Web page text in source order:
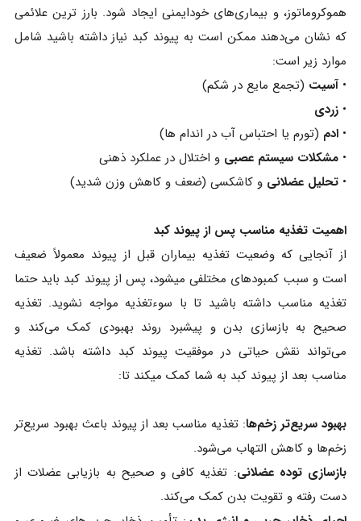
هموکروماتوز، و بیماری‌های خودایمنی ایجاد شود. بارز ترین علائمی
که نشان می‌دهند ممکن است به پیوند کبد نیاز داشته باشید شامل
موارد زیر است:
• آسیت (تجمع مایع در شکم)
• زردی
• ادم (تورم یا احتباس آب در اندام ها)
• مشکلات سیستم عصبی و اختلال در عملکرد ذهنی
• تحلیل عضلانی و کاشکسی (ضعف و کاهش وزن شدید)
اهمیت تغذیه مناسب پس از پیوند کبد
از آنجایی که وضعیت تغذیه بیماران قبل از پیوند معمولاً ضعیف
است و سبب کمبودهای مختلفی میشود، پس از پیوند کبد باید حتما
تغذیه مناسب داشته باشید تا با سوءتغذیه مواجه نشوید. تغذیه
صحیح به بازسازی بدن و پیشبرد روند بهبودی کمک می‌کند و
می‌تواند نقش حیاتی در موفقیت پیوند کبد داشته باشد. تغذیه
مناسب بعد از پیوند کبد به شما کمک میکند تا:
بهبود سریع‌تر زخم‌ها: تغذیه مناسب بعد از پیوند باعث بهبود سریع‌تر
زخم‌ها و کاهش التهاب می‌شود.
بازسازی توده عضلانی: تغذیه کافی و صحیح به بازیابی عضلات از
دست رفته و تقویت بدن کمک می‌کند.